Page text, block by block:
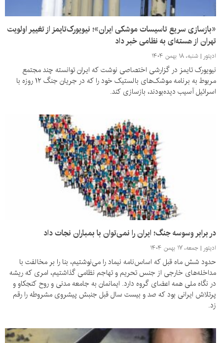
«بازسازی سریع تاسیسات موشکی ایران»؛ نیویورک‌تایمز از تغییر اولویت
تهران از هسته‌ای به نظامی خبر داد
ادیتور شنبه، ۱۸ بهمن ۱۴۰۴
نیویورک تایمز در گزارشی اختصاصی نوشت که ایران توانسته چند مجتمع
مربوط به برنامه موشک‌های بالستیک خود را که در جریان جنگ ۱۲ روزه با
اسرائیل آسیب دیده‌بودند، بازسازی کند.
در برابر وسوسه جنگ؛ ایران را نمی‌توان با بمباران نجات داد
ادیتور جمعه، ۱۷ بهمن ۱۴۰۴
حدود شش ماه قبل که اساس‌نامه نیماد را می‌نوشتیم، بنا را بر مخالفت با
مداخله‌های خارجی از جنس تحریم و تهاجم نظامی گذاشتیم، امری که ریشه
در نگاه ملی همه اعضای گروه دارد. ایمانمان به جامعه مدنی و روح کنجکاو و
پرتلاش ایرانی بود که صد و بیست سال قبل جنبش پیشروی مشروطه را رقم
زد.